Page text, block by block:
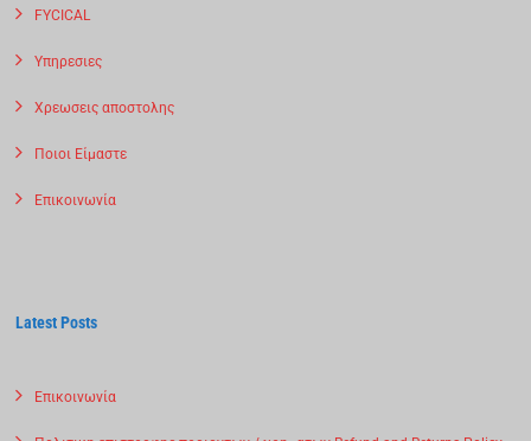
FYCICAL
Υπηρεσιες
Χρεωσεις αποστολης
Ποιοι Είμαστε
Επικοινωνία
Latest Posts
Επικοινωνία